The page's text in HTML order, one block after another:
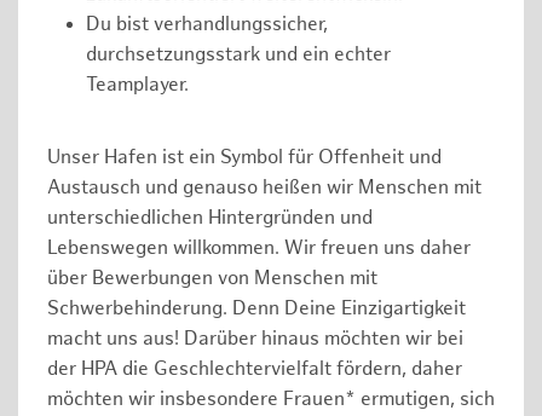
Du bist verhandlungssicher,
durchsetzungsstark und ein echter
Teamplayer.
Unser Hafen ist ein Symbol für Offenheit und
Austausch und genauso heißen wir Menschen mit
unterschiedlichen Hintergründen und
Lebenswegen willkommen. Wir freuen uns daher
über Bewerbungen von Menschen mit
Schwerbehinderung. Denn Deine Einzigartigkeit
macht uns aus! Darüber hinaus möchten wir bei
der HPA die Geschlechtervielfalt fördern, daher
möchten wir insbesondere Frauen* ermutigen, sich